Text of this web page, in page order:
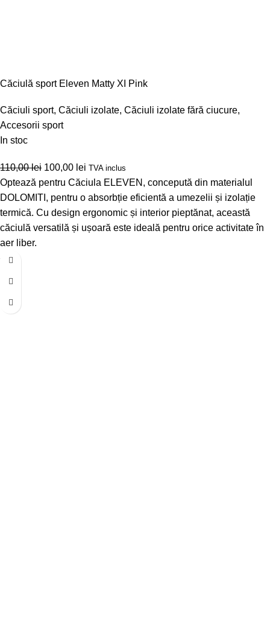
Căciulă sport Eleven Matty XI Pink
Căciuli sport, Căciuli izolate, Căciuli izolate fără ciucure,
Accesorii sport
In stoc
110,00lei 100,00 lei TVA inclus
Optează pentru Căciula ELEVEN, concepută din materialul
DOLOMITI, pentru o absorbție eficientă a umezelii și izolație
termică. Cu design ergonomic și interior pieptănat, această
căciulă versatilă și ușoară este ideală pentru orice activitate în
aer liber.
-9%